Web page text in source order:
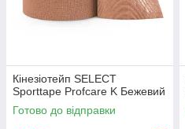
Кінезіотейп SELECT
Sporttape Profcare K Бежевий
Готово до відправки